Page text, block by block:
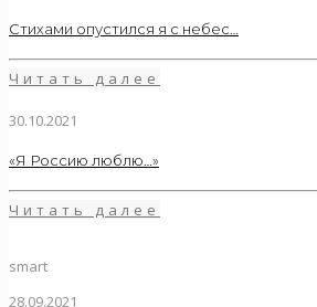
Стихами опустился я с небес…
Читать далее
30.10.2021
«Я Россию люблю…»
Читать далее
smart
28.09.2021